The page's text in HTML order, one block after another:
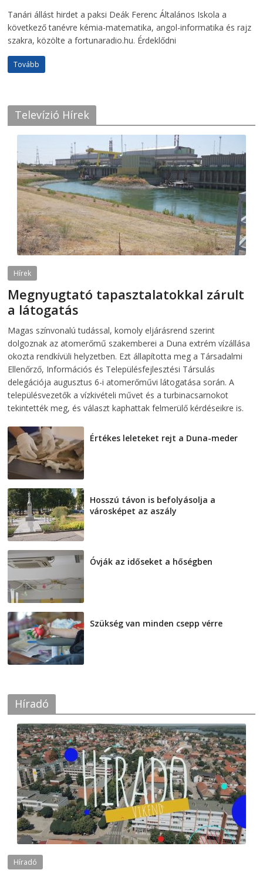
Tanári állást hirdet a paksi Deák Ferenc Általános Iskola a
következő tanévre kémia-matematika, angol-informatika és rajz
szakra, közölte a fortunaradio.hu. Érdeklődni
Tovább
Televízió Hírek
Hírek
Megnyugtató tapasztalatokkal zárult
a látogatás
Magas színvonalú tudással, komoly eljárásrend szerint
dolgoznak az atomerőmű szakemberei a Duna extrém vízállása
okozta rendkívüli helyzetben. Ezt állapította meg a Társadalmi
Ellenőrző, Információs és Településfejlesztési Társulás
delegációja augusztus 6-i atomerőművi látogatása során. A
településvezetők a vízkivételi művet és a turbinacsarnokot
tekintették meg, és választ kaphattak felmerülő kérdéseikre is.
Értékes leleteket rejt a Duna-meder
Hosszú távon is befolyásolja a
városképet az aszály
Óvják az időseket a hőségben
Szükség van minden csepp vérre
Híradó
Híradó